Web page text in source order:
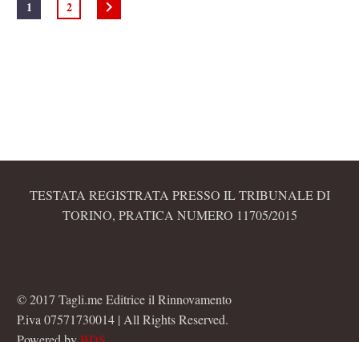
1 2
TESTATA REGISTRATA PRESSO IL TRIBUNALE DI
TORINO, PRATICA NUMERO 11705/2015
© 2017 Tagli.me Editrice il Rinnovamento
P.iva 07571730014 | All Rights Reserved.